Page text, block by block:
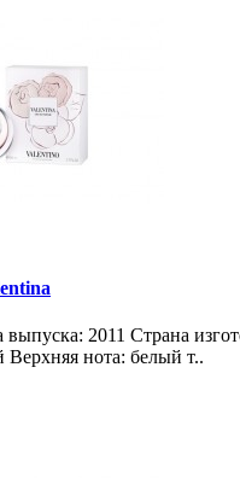
выпуска: 2011 Страна
нота: белый т..